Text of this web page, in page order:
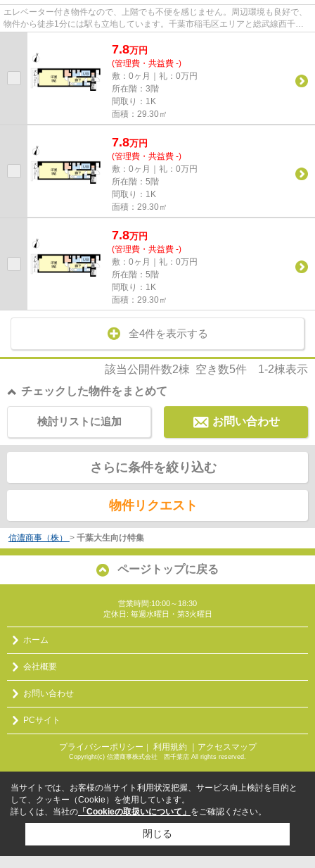
エレベーター付き物件なので、上階でも不便を感じません。周辺環境も良好で、
物件から徒歩1分には駅も立地しています。千葉市稲毛区エリアと総武線西千葉
7.8万円
(管理費・共益費 -)
敷：0ヶ月｜礼：0万円
所在階：3階
間取り：1K
面積：29.30㎡
7.8万円
(管理費・共益費 -)
敷：0ヶ月｜礼：0万円
所在階：5階
間取り：1K
面積：29.30㎡
7.8万円
(管理費・共益費 -)
敷：0ヶ月｜礼：0万円
所在階：5階
間取り：1K
面積：29.30㎡
全4件を表示する
該当公開件数2棟 空き数5件 1-2棟表示
チェックした物件をまとめて
お問い合わせ
検討リストに追加
さらに条件を絞り込む
物件リクエスト
信濃商事（株） > 千葉大生向け特集
ページトップに戻る
営業時間:10:00～18:30
定休日: 毎週水曜日・第3火曜日
ホーム
会社概要
お問い合わせ
PCサイト
プライバシーポリシー ｜ 利用規約 ｜アクセスマップ
Copyright(c) 信濃商事株式会社 西千葉店 All rights reserved.
当サイトでは、お客様の当サイト利用状況把握、サービス向上検討を目的と
して、クッキー（Cookie）を使用しています。
詳しくは、当社の 「Cookieの取扱いについて」 をご確認ください。
閉じる